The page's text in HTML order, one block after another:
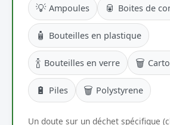
💡 Ampoules 🥫 Boites de
🧴 Bouteilles en plastique
🍾 Bouteilles en verre 🗑️
🔋 Piles 🗑️ Polystyrene
Un doute sur un déchet spécifique